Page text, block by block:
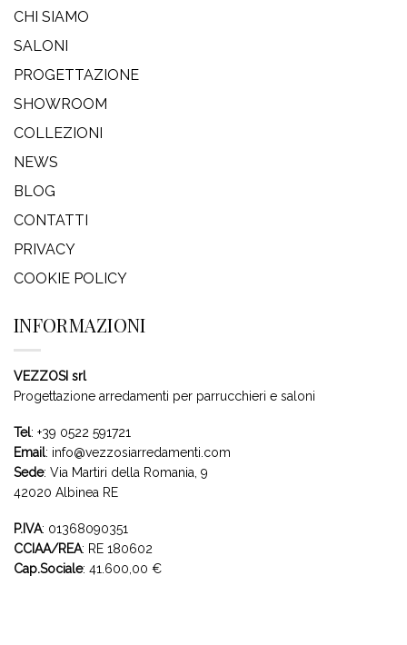
CHI SIAMO
SALONI
PROGETTAZIONE
SHOWROOM
COLLEZIONI
NEWS
BLOG
CONTATTI
PRIVACY
COOKIE POLICY
INFORMAZIONI
VEZZOSI srl
Progettazione arredamenti per parrucchieri e saloni
Tel: +39 0522 591721
Email: info@vezzosiarredamenti.com
Sede: Via Martiri della Romania, 9
42020 Albinea RE
P.IVA: 01368090351
CCIAA/REA: RE 180602
Cap.Sociale: 41.600,00 €